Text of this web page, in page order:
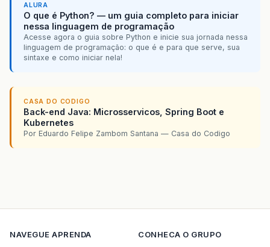
ALURA
O que é Python? — um guia completo para iniciar
nessa linguagem de programação
Acesse agora o guia sobre Python e inicie sua jornada nessa
linguagem de programação: o que é e para que serve, sua
sintaxe e como iniciar nela!
CASA DO CODIGO
Back-end Java: Microsservicos, Spring Boot e
Kubernetes
Por Eduardo Felipe Zambom Santana — Casa do Codigo
NAVEGUE APRENDA
CONHECA O GRUPO